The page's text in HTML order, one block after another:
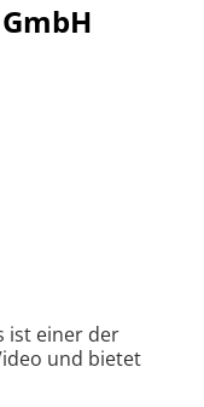
ist einer der
und bietet